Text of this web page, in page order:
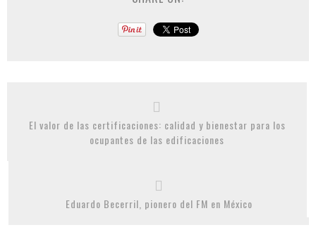
El valor de las certificaciones: calidad y bienestar para los
ocupantes de las edificaciones
Eduardo Becerril, pionero del FM en México